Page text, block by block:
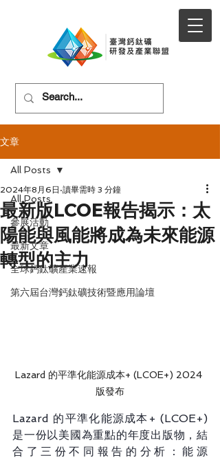
文章
All Posts
參展活動
最新文章
全球鈣鈦礦產業速報
第六屆台灣鈣鈦礦技術暨應用論壇
All Posts
最新版LCOE報告揭示：太
陽能與風能將成為未來能源
轉型的主力
2024年8月6日 讀畢需時 3 分鐘
Lazard 的平準化能源成本+ (LCOE+) 2024
版發布
Lazard 的平準化能源成本+ (LCOE+)
是一份以美國為重點的年度出版物，結
合了三份不同報告的分析：能源